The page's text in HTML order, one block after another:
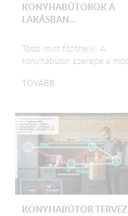
KONYHABÚTOROK A
LAKÁSBAN...
Több mint főzőhely: A
konyhabútor szerepe a
TOVÁBB
KONYHABÚTOR